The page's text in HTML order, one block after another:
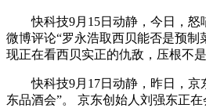
快科技9月15日动静，今日，怒
微博评论“罗永浩取西贝能否是预制
现正在看西贝实正的仇敌，压根不
快科技9月17日动静，昨日，京
东品酒会”。 京东创始人刘强东正